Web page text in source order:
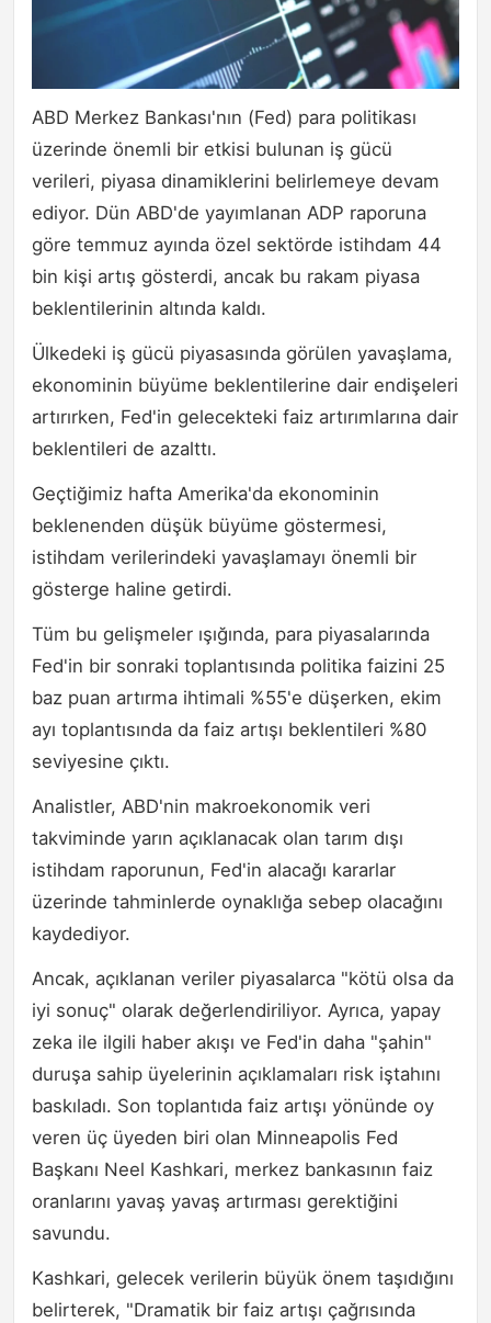
ABD Merkez Bankası'nın (Fed) para politikası
üzerinde önemli bir etkisi bulunan iş gücü
verileri, piyasa dinamiklerini belirlemeye devam
ediyor. Dün ABD'de yayımlanan ADP raporuna
göre temmuz ayında özel sektörde istihdam 44
bin kişi artış gösterdi, ancak bu rakam piyasa
beklentilerinin altında kaldı.
Ülkedeki iş gücü piyasasında görülen yavaşlama,
ekonominin büyüme beklentilerine dair endişeleri
artırırken, Fed'in gelecekteki faiz artırımlarına dair
beklentileri de azalttı.
Geçtiğimiz hafta Amerika'da ekonominin
beklenenden düşük büyüme göstermesi,
istihdam verilerindeki yavaşlamayı önemli bir
gösterge haline getirdi.
Tüm bu gelişmeler ışığında, para piyasalarında
Fed'in bir sonraki toplantısında politika faizini 25
baz puan artırma ihtimali %55'e düşerken, ekim
ayı toplantısında da faiz artışı beklentileri %80
seviyesine çıktı.
Analistler, ABD'nin makroekonomik veri
takviminde yarın açıklanacak olan tarım dışı
istihdam raporunun, Fed'in alacağı kararlar
üzerinde tahminlerde oynaklığa sebep olacağını
kaydediyor.
Ancak, açıklanan veriler piyasalarca "kötü olsa da
iyi sonuç" olarak değerlendiriliyor. Ayrıca, yapay
zeka ile ilgili haber akışı ve Fed'in daha "şahin"
duruşa sahip üyelerinin açıklamaları risk iştahını
baskıladı. Son toplantıda faiz artışı yönünde oy
veren üç üyeden biri olan Minneapolis Fed
Başkanı Neel Kashkari, merkez bankasının faiz
oranlarını yavaş yavaş artırması gerektiğini
savundu.
Kashkari, gelecek verilerin büyük önem taşıdığını
belirterek, "Dramatik bir faiz artışı çağrısında